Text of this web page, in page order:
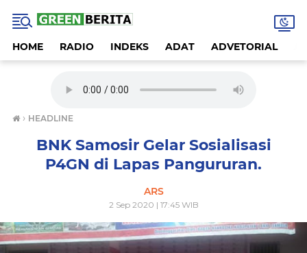
HOME RADIO INDEKS ADAT ADVETORIAL
› HEADLINE
BNK Samosir Gelar Sosialisasi
P4GN di Lapas Pangururan.
ARS
2 Sep 2020 | 17:45 WIB